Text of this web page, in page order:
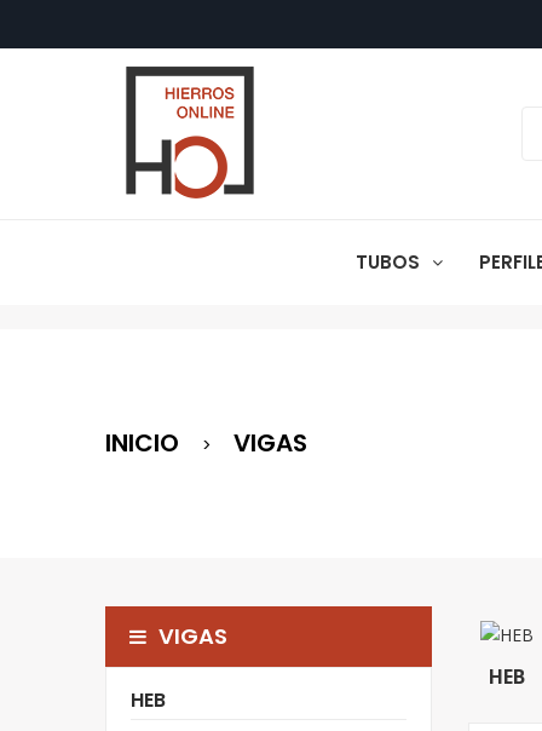
TUBOS
INICIO VIGAS
VIGAS
HEB
HEB